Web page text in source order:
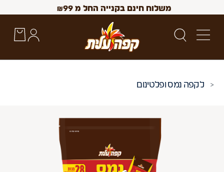
משלוח חינם בקנייה החל מ ₪99
קפה נמס ופלטינום